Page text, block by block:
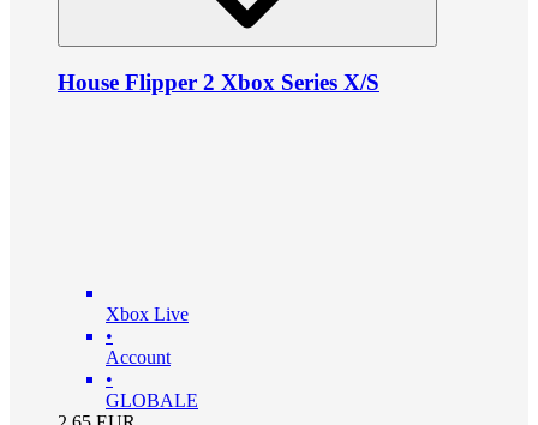
House Flipper 2 Xbox Series X/S
Xbox Live
•
Account
•
GLOBALE